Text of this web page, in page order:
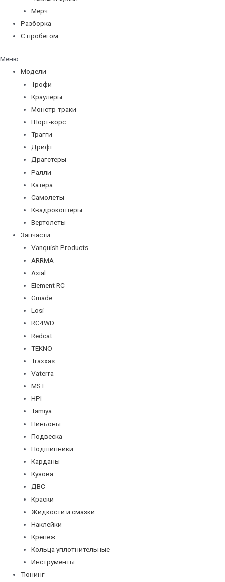
Мерч
Разборка
С пробегом
Меню
Модели
Трофи
Краулеры
Монстр-траки
Шорт-корс
Трагги
Дрифт
Драгстеры
Ралли
Катера
Самолеты
Квадрокоптеры
Вертолеты
Запчасти
Vanquish Products
ARRMA
Axial
Element RC
Gmade
Losi
RC4WD
Redcat
TEKNO
Traxxas
Vaterra
MST
HPI
Tamiya
Пиньоны
Подвеска
Подшипники
Карданы
Кузова
ДВС
Краски
Жидкости и смазки
Наклейки
Крепеж
Кольца уплотнительные
Инструменты
Тюнинг